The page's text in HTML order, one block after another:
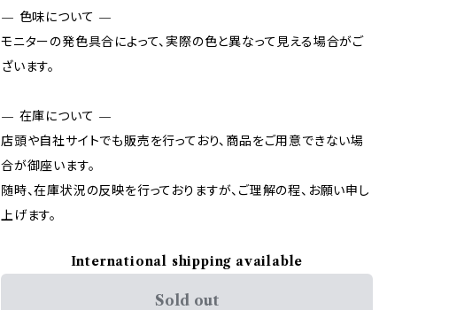
— 色味について —
モニターの発色具合によって、実際の色と異なって見える場合がご
ざいます。
— 在庫について —
店頭や自社サイトでも販売を行っており、商品をご用意できない場
合が御座います。
随時、在庫状況の反映を行っておりますが、ご理解の程、お願い申し
上げます。
International shipping available
Sold out